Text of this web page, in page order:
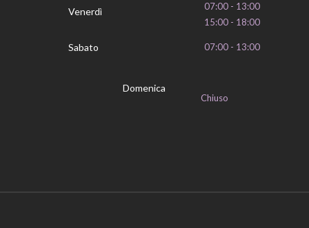
Venerdì
07:00 - 13:00
15:00 - 18:00
Sabato 07:00 - 13:00
Domenica
Chiuso